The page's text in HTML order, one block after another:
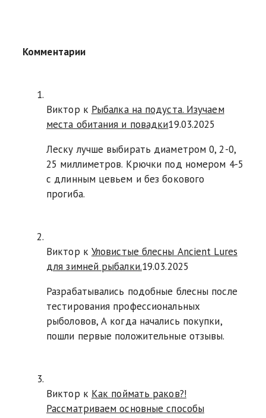
Комментарии
Виктор к Рыбалка на подуста. Изучаем
места обитания и повадки19.03.2025
Леску лучше выбирать диаметром 0, 2-0,
25 миллиметров. Крючки под номером 4-5
с длинным цевьем и без бокового
прогиба.
Виктор к Уловистые блесны Ancient Lures
для зимней рыбалки.19.03.2025
Разрабатывались подобные блесны после
тестирования профессиональных
рыболовов, А когда начались покупки,
пошли первые положительные отзывы.
Виктор к Как поймать раков?!
Рассматриваем основные способы